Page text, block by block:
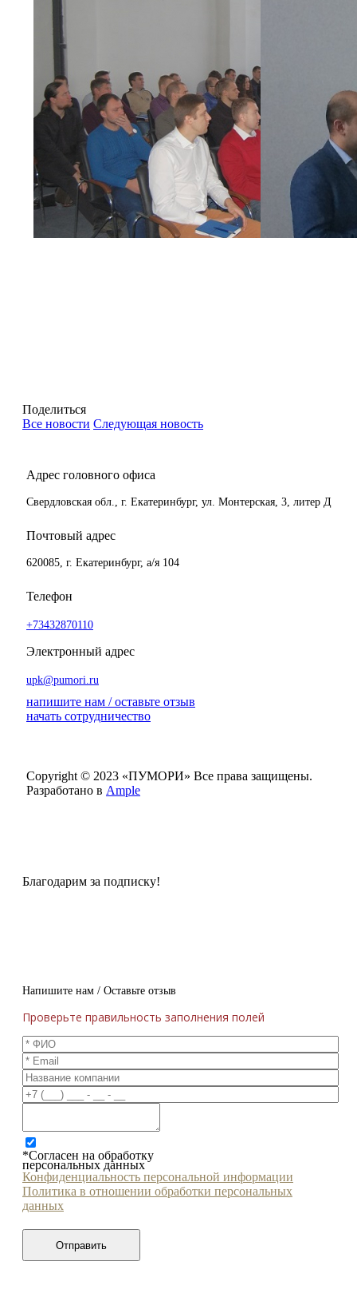
Поделиться
Все новости Следующая новость
Адрес головного офиса
Свердловская обл., г. Екатеринбург, ул. Монтерская, 3, литер Д
Почтовый адрес
620085, г. Екатеринбург, а/я 104
Телефон
+73432870110
Электронный адрес
upk@pumori.ru
напишите нам / оставьте отзыв
начать сотрудничество
Copyright © 2023 «ПУМОРИ» Все права защищены.
Разработано в Ample
Благодарим за подписку!
Напишите нам / Оставьте отзыв
Проверьте правильность заполнения полей
*Согласен на обработку
персональных данных
Конфиденциальность персональной информации
Политика в отношении обработки персональных
данных